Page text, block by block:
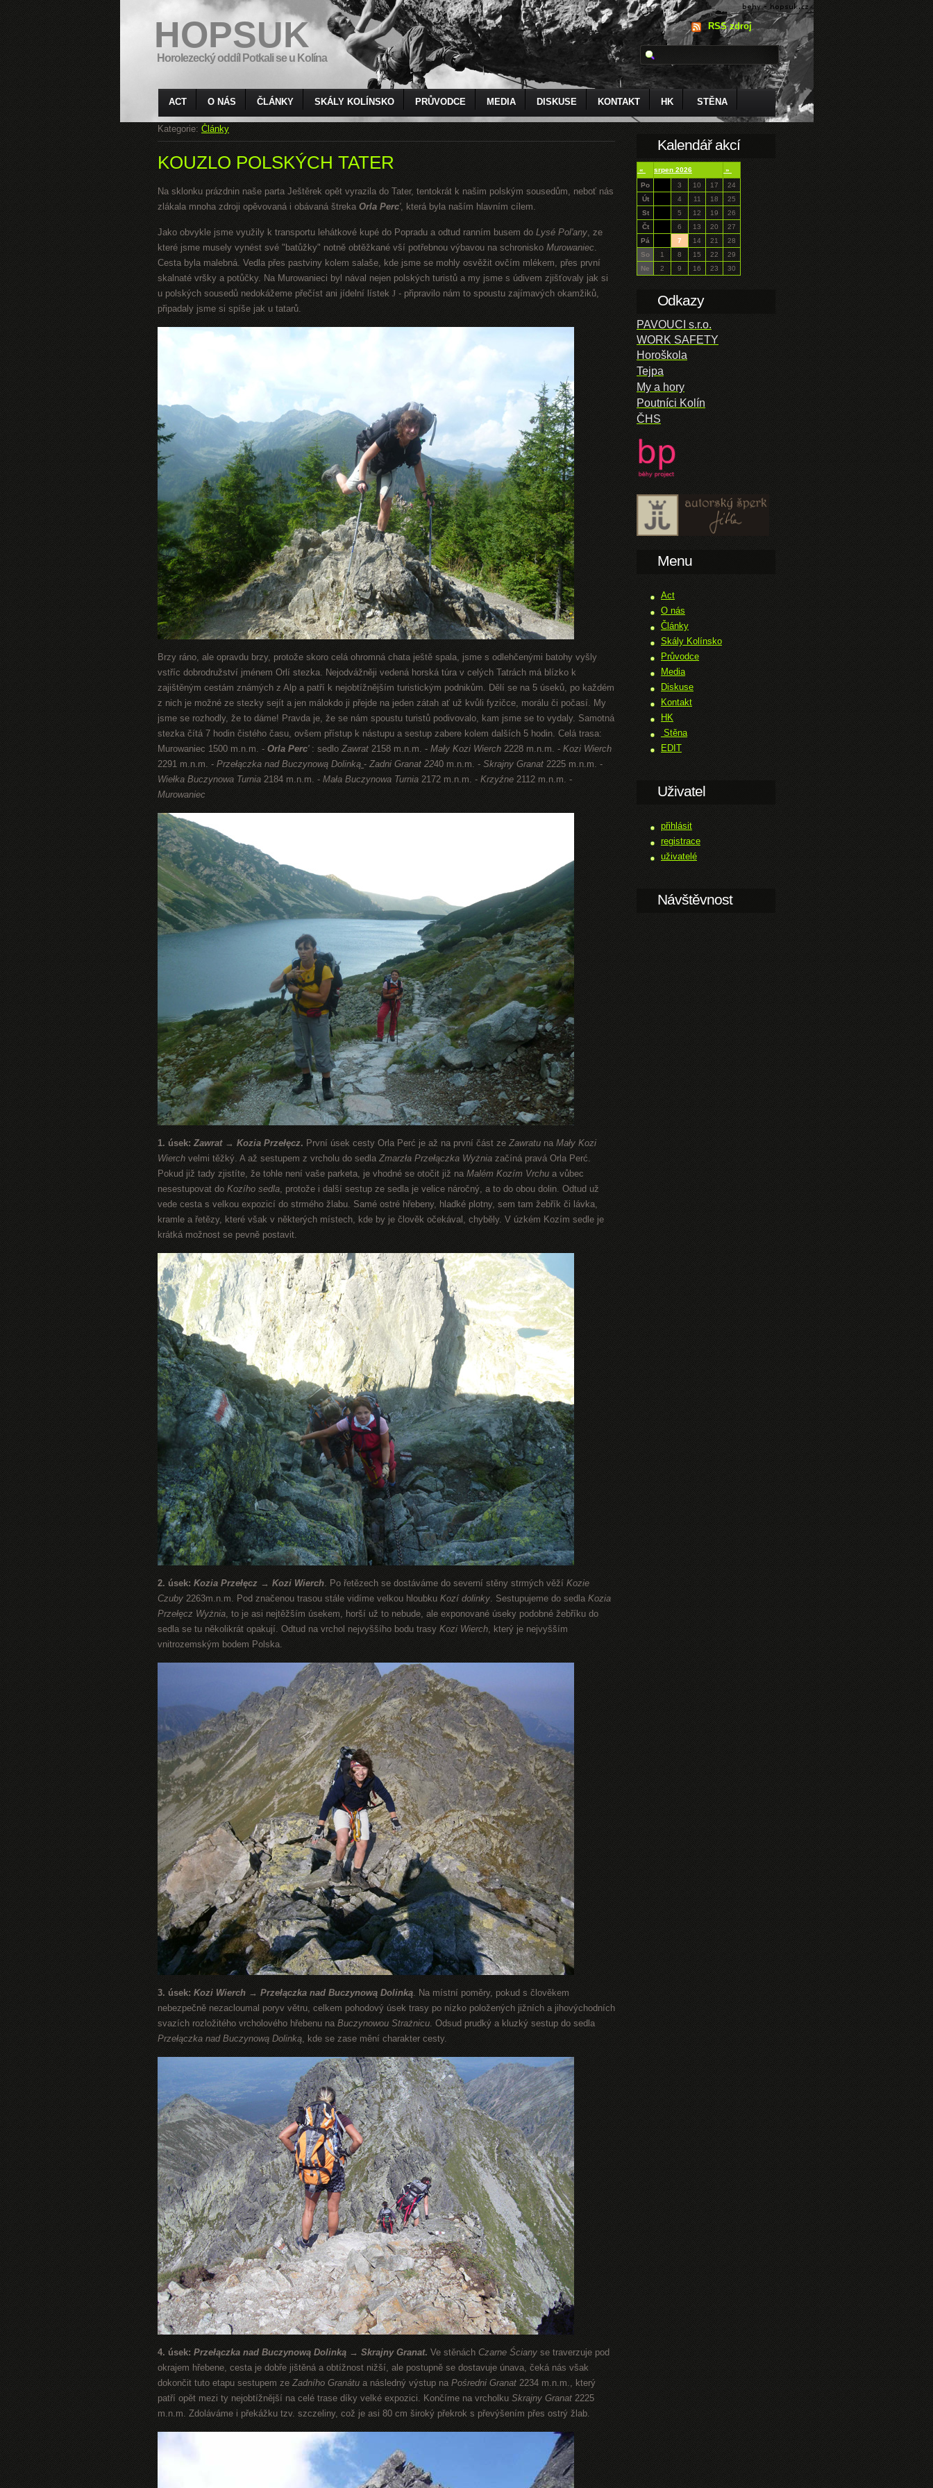
HOPSUK
Horolezecký oddíl Potkali se u Kolína
RSS zdroj
ACT O NÁS ČLÁNKY SKÁLY KOLÍNSKO PRŮVODCE MEDIA DISKUSE KONTAKT HK STĚNA
Kategorie: Články
KOUZLO POLSKÝCH TATER
Na sklonku prázdnin naše parta Ještěrek opět vyrazila do Tater, tentokrát k našim polským sousedům, neboť nás
zlákala mnoha zdroji opěvovaná i obávaná štreka Orla Perc', která byla naším hlavním cílem.
Jako obvykle jsme využily k transportu lehátkové kupé do Popradu a odtud ranním busem do Lysé Pol'any, ze
které jsme musely vynést své "batůžky" notně obtěžkané vší potřebnou výbavou na schronisko Murowaniec.
Cesta byla malebná. Vedla přes pastviny kolem salaše, kde jsme se mohly osvěžit ovčím mlékem, přes první
skalnaté vršky a potůčky. Na Murowanieci byl nával nejen polských turistů a my jsme s údivem zjišťovaly jak si
u polských sousedů nedokážeme přečíst ani jídelní lístek J - připravilo nám to spoustu zajímavých okamžiků,
připadaly jsme si spíše jak u tatarů.
Brzy ráno, ale opravdu brzy, protože skoro celá ohromná chata ještě spala, jsme s odlehčenými batohy vyšly
vstříc dobrodružství jménem Orlí stezka. Nejodvážněji vedená horská túra v celých Tatrách má blízko k
zajištěným cestám známých z Alp a patří k nejobtížnějším turistickým podnikům. Dělí se na 5 úseků, po každém
z nich je možné ze stezky sejít a jen málokdo ji přejde na jeden zátah ať už kvůli fyzičce, morálu či počasí. My
jsme se rozhodly, že to dáme! Pravda je, že se nám spoustu turistů podivovalo, kam jsme se to vydaly. Samotná
stezka čítá 7 hodin čistého času, ovšem přístup k nástupu a sestup zabere kolem dalších 5 hodin. Celá trasa:
Murowaniec 1500 m.n.m. - Orla Perc': sedlo Zawrat 2158 m.n.m. - Mały Kozi Wierch 2228 m.n.m. - Kozi Wierch
2291 m.n.m. - Przełączka nad Buczynową Dolinką - Zadni Granat 2240 m.n.m. - Skrajny Granat 2225 m.n.m. -
Wiełka Buczynowa Turnia 2184 m.n.m. - Mała Buczynowa Turnia 2172 m.n.m. - Krzyźne 2112 m.n.m. -
Murowaniec
1. úsek: Zawrat → Kozia Przełęcz. První úsek cesty Orla Perć je až na první část ze Zawratu na Mały Kozi
Wierch velmi těžký. A až sestupem z vrcholu do sedla Zmarzła Przełączka Wyżnia začíná pravá Orla Perć.
Pokud již tady zjistíte, že tohle není vaše parketa, je vhodné se otočit již na Malém Kozím Vrchu a vůbec
nesestupovat doKozího sedla, protože i další sestup ze sedla je velice náročný, a to do obou dolin. Odtud už
vede cesta s velkou expozicí do strmého žlabu. Samé ostré hřebeny, hladké plotny, sem tam žebřík či lávka,
kramle a řetězy, které však v některých místech, kde by je člověk očekával, chyběly. V úzkém Kozím sedle je
krátká možnost se pevně postavit.
2. úsek: Kozia Przełęcz → Kozi Wierch. Po řetězech se dostáváme do severní stěny strmých věží Kozie
Czuby 2263m.n.m. Pod značenou trasou stále vidíme velkou hloubku Kozí dolinky. Sestupujeme do sedla Kozia
Przełęcz Wyżnia, to je asi nejtěžším úsekem, horší už to nebude, ale exponované úseky podobné žebříku do
sedla se tu několikrát opakují. Odtud na vrchol nejvyššího bodu trasy Kozi Wierch, který je nejvyšším
vnitrozemským bodem Polska.
3. úsek: Kozi Wierch → Przełączka nad Buczynową Dolinką. Na místní poměry, pokud s člověkem
nebezpečně nezacloumal poryv větru, celkem pohodový úsek trasy po nízko položených jižních a jihovýchodních
svazích rozložitého vrcholového hřebenu na Buczynowou Strażnicu. Odsud prudký a kluzký sestup do sedla
Przełączka nad Buczynową Dolinką, kde se zase mění charakter cesty.
4. úsek: Przełączka nad Buczynową Dolinką → Skrajny Granat. Ve stěnách Czarne Ściany se traverzuje pod
okrajem hřebene, cesta je dobře jištěná a obtížnost nižší, ale postupně se dostavuje únava, čeká nás však
dokončit tuto etapu sestupem zeZadního Granátu a následný výstup na Pośredni Granat 2234 m.n.m., který
patří opět mezi ty nejobtížnější na celé trase díky velké expozici. Končíme na vrcholku Skrajny Granat 2225
m.n.m. Zdoláváme i překážku tzv. szczeliny, což je asi 80 cm široký překrok s převýšením přes ostrý žlab.
Kalendář akcí
« srpen 2026
»
Po
3 10 17
24
Út
4 11 18
25
St
5 12 19
26
Čt
6 13 20
27
Pá
7 14 21
28
So
1 8 15 22
29
Ne
2 9 16 23 30
Odkazy
PAVOUCI s.r.o.
WORK SAFETY
Horoškola
Tejpa
My a hory
Poutníci Kolín
ČHS
Menu
Act
O nás
Články
Skály Kolínsko
Průvodce
Media
Diskuse
Kontakt
HK
Stěna
EDIT
Uživatel
přihlásit
registrace
uživatelé
Návštěvnost